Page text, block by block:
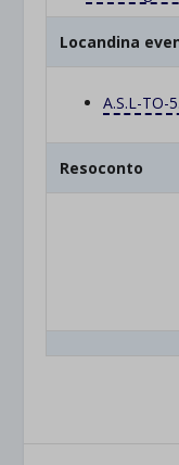
Locandina
A.S.L-TO-
Resoconto